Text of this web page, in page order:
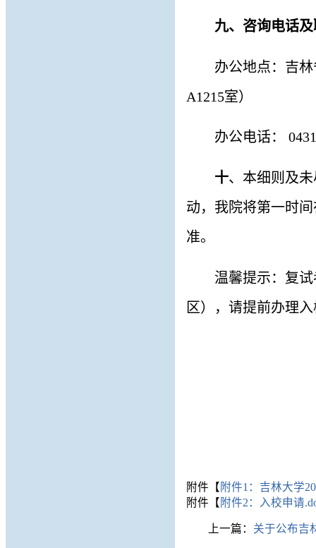
九、咨询电话
办公地点：吉
A1215室）
办公电话：
十、本细则及
动，我院将第一时
准。
温馨提示：复
区），请提前办理
附件【 附件1：吉林大学
附件【 附件2：入校申请
上一篇： 关于公布吉